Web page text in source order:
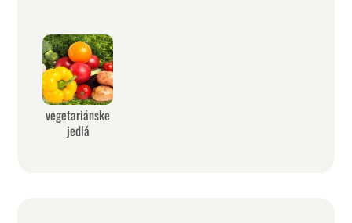
vegetariánske
jedlá